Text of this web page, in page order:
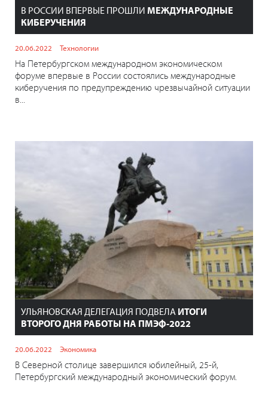
В РОССИИ ВПЕРВЫЕ ПРОШЛИ МЕЖДУНАРОДНЫЕ
КИБЕРУЧЕНИЯ
20.06.2022 Технологии
На Петербургском международном экономическом
форуме впервые в России состоялись международные
киберучения по предупреждению чрезвычайной ситуации
в...
УЛЬЯНОВСКАЯ ДЕЛЕГАЦИЯ ПОДВЕЛА ИТОГИ
ВТОРОГО ДНЯ РАБОТЫ НА ПМЭФ-2022
20.06.2022 Экономика
В Северной столице завершился юбилейный, 25-й,
Петербургский международный экономический форум.